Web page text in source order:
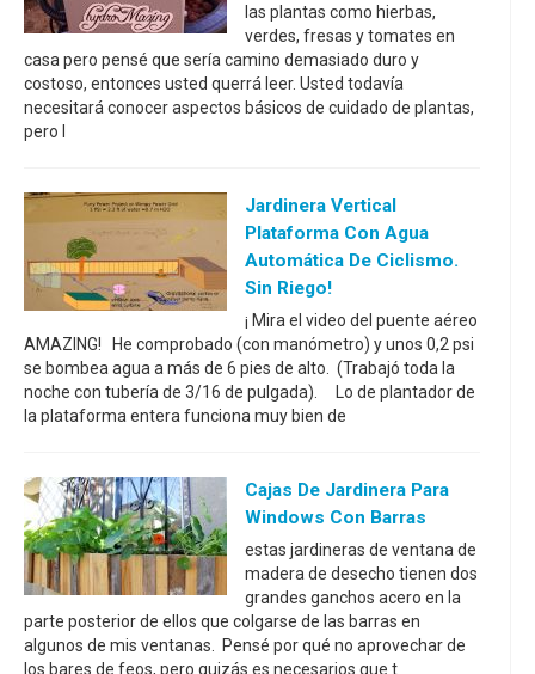
las plantas como hierbas,
verdes, fresas y tomates en
casa pero pensé que sería camino demasiado duro y
costoso, entonces usted querrá leer. Usted todavía
necesitará conocer aspectos básicos de cuidado de plantas,
pero l
Jardinera Vertical
Plataforma Con Agua
Automática De Ciclismo.
Sin Riego!
¡ Mira el video del puente aéreo
AMAZING! He comprobado (con manómetro) y unos 0,2 psi
se bombea agua a más de 6 pies de alto. (Trabajó toda la
noche con tubería de 3/16 de pulgada). Lo de plantador de
la plataforma entera funciona muy bien de
Cajas De Jardinera Para
Windows Con Barras
estas jardineras de ventana de
madera de desecho tienen dos
grandes ganchos acero en la
parte posterior de ellos que colgarse de las barras en
algunos de mis ventanas. Pensé por qué no aprovechar de
los bares de feos, pero quizás es necesarios que t